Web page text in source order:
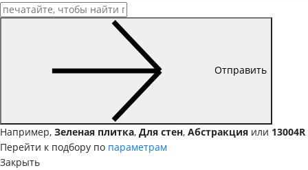
Отправить
Например, Зеленая плитка, Для стен, Абстракция или 13004R
Перейти к подбору по параметрам
Закрыть